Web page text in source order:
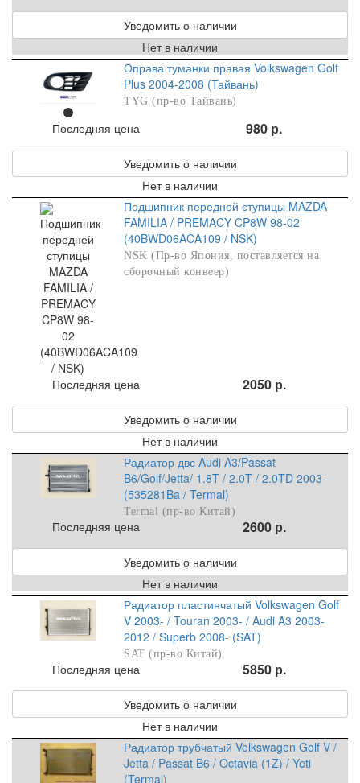
Уведомить о наличии
Нет в наличии
Оправа туманки правая Volkswagen Golf
Plus 2004-2008 (Тайвань)
TYG (пр-во Тайвань)
Последняя цена 980 р.
Уведомить о наличии
Нет в наличии
Подшипник передней ступицы MAZDA
FAMILIA / PREMACY CP8W 98-02
(40BWD06ACA109 / NSK)
NSK (Пр-во Япония, поставляется на
сборочный конвеер)
Последняя цена 2050 р.
Уведомить о наличии
Нет в наличии
Радиатор двс Audi A3/Passat
B6/Golf/Jetta/ 1.8T / 2.0T / 2.0TD 2003-
(535281Ba / Termal)
Termal (пр-во Китай)
Последняя цена 2600 р.
Уведомить о наличии
Нет в наличии
Радиатор пластинчатый Volkswagen Golf
V 2003- / Touran 2003- / Audi A3 2003-
2012 / Superb 2008- (SAT)
SAT (пр-во Китай)
Последняя цена 5850 р.
Уведомить о наличии
Нет в наличии
Радиатор трубчатый Volkswagen Golf V /
Jetta / Passat B6 / Octavia (1Z) / Yeti
(Termal)